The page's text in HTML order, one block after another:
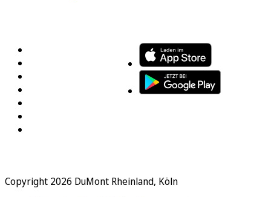
Copyright 2026 DuMont Rheinland, Köln